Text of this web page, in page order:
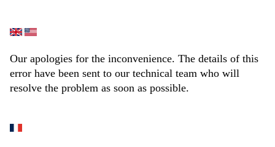
Our apologies for the inconvenience. The details of this
error have been sent to our technical team who will
resolve the problem as soon as possible.